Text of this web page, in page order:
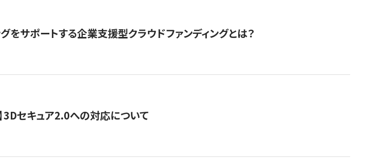
をサポートする企業支援型クラウドファンディングとは？
3Dセキュア2.0への対応について